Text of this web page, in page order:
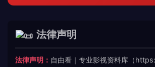
法律声明
法律声明： 自由看｜专业影视资料库（